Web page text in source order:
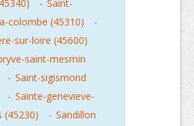
- Saint-
colombe (45310)
-
sur-loire (45600)
saint-mesmin
- Saint-sigismond
- Sainte-genevieve-
(45230)
- Sandillon